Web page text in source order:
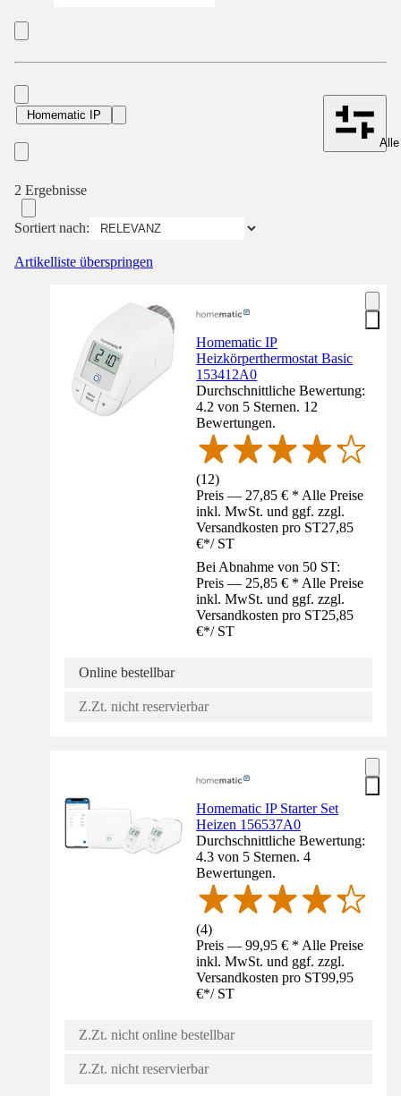
Homematic IP
2 Ergebnisse
Sortiert nach:
Artikelliste überspringen
Homematic IP
Heizkörperthermostat Basic
153412A0
Durchschnittliche Bewertung:
4.2 von 5 Sternen. 12
Bewertungen.
(12)
Preis — 27,85 € * Alle Preise
inkl. MwSt. und ggf. zzgl.
Versandkosten pro ST27,85
€*/ ST
Bei Abnahme von 50 ST:
Preis — 25,85 € * Alle Preise
inkl. MwSt. und ggf. zzgl.
Versandkosten pro ST25,85
€*/ ST
Online bestellbar
Z.Zt. nicht reservierbar
Homematic IP Starter Set
Heizen 156537A0
Durchschnittliche Bewertung:
4.3 von 5 Sternen. 4
Bewertungen.
(4)
Preis — 99,95 € * Alle Preise
inkl. MwSt. und ggf. zzgl.
Versandkosten pro ST99,95
€*/ ST
Z.Zt. nicht online bestellbar
Z.Zt. nicht reservierbar